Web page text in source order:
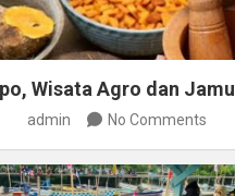
Wisata Agro dan Jamu
admin No Comments